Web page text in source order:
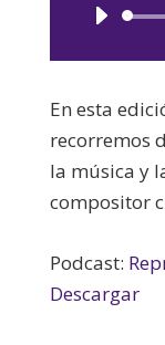
En esta
recorremos
la música y
compositor
Podcast:
Descargar